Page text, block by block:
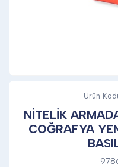
ŞAPKA
Ürün
NİTELİK
COĞRAFYA